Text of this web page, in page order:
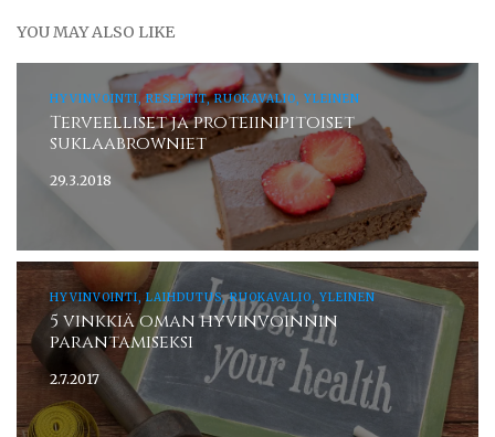
YOU MAY ALSO LIKE
HYVINVOINTI, RESEPTIT, RUOKAVALIO, YLEINEN
Terveelliset ja proteiinipitoiset
suklaabrowniet
29.3.2018
HYVINVOINTI, LAIHDUTUS, RUOKAVALIO, YLEINEN
5 vinkkiä oman hyvinvoinnin
parantamiseksi
2.7.2017